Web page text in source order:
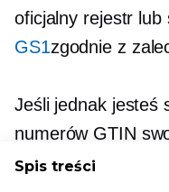
oficjalny rejestr lub
GS1zgodnie z
Jeśli jednak jesteś
numerów GTIN
musiał je znaleźć.
Spis treści